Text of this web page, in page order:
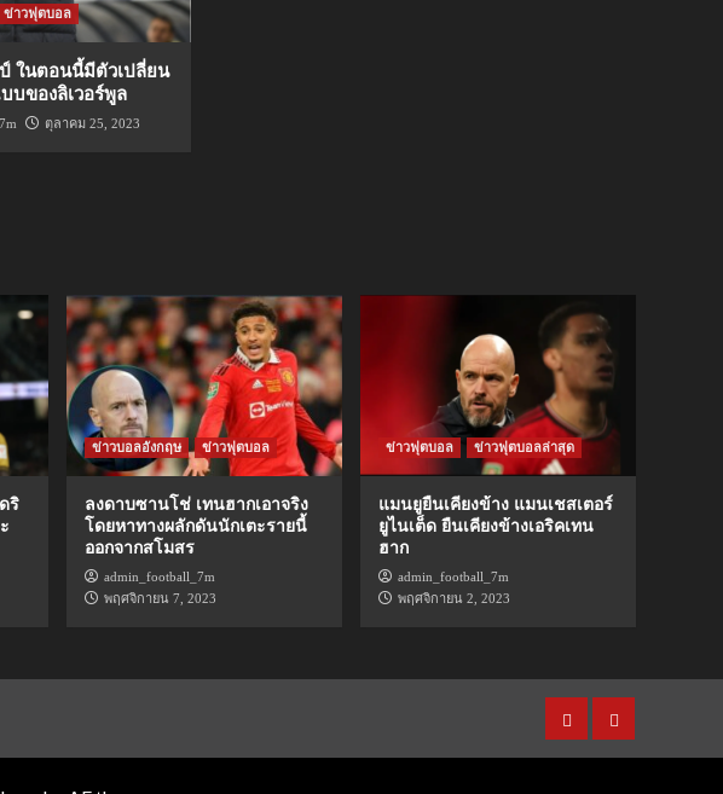
ข่าวฟุตบอล
ในตอนนี้มีตัวเปลี่ยน
บของลิเวอร์พูล
ตุลาคม 25, 2023
ริ
ข่าวบอลอังกฤษ ข่าวฟุตบอล
ลงดาบซานโช่ เทนฮากเอาจริง
โดยหาทางผลักดันนักเตะรายนี้
ออกจากสโมสร
admin_football_7m
พฤศจิกายน 7, 2023
ข่าวฟุตบอล ข่าวฟุตบอลล่าสุด
แมนยูยืนเคียงข้าง แมนเชสเตอร์
ยูไนเต็ด ยืนเคียงข้างเอริคเทน
ฮาก
admin_football_7m
พฤศจิกายน 2, 2023
วีดีโอ รูปภาพ